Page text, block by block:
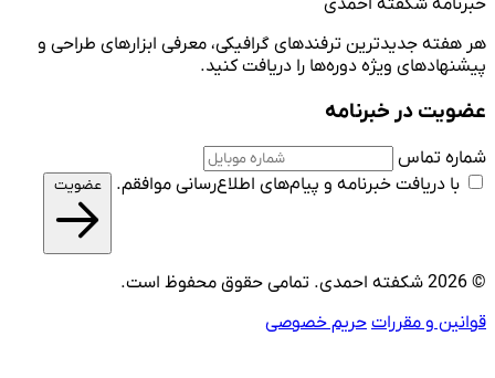
خبرنامه شکفته احمدی
هر هفته جدیدترین ترفندهای گرافیکی، معرفی ابزارهای طراحی و
پیشنهادهای ویژه دوره‌ها را دریافت کنید.
عضویت در خبرنامه
شماره تماس
با دریافت خبرنامه و پیام‌های اطلاع‌رسانی موافقم.
عضویت
© 2026 شکفته احمدی. تمامی حقوق محفوظ است.
قوانین و مقررات حریم خصوصی